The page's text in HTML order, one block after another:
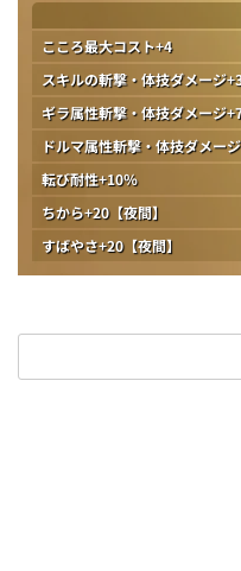
こころ最大コスト+4
スキルの斬撃・体技ダメージ
ギラ属性斬撃・体技ダメージ
ドルマ属性斬撃・体技ダメー
転び耐性+10％
ちから+20【夜間】
すばやさ+20【夜間】